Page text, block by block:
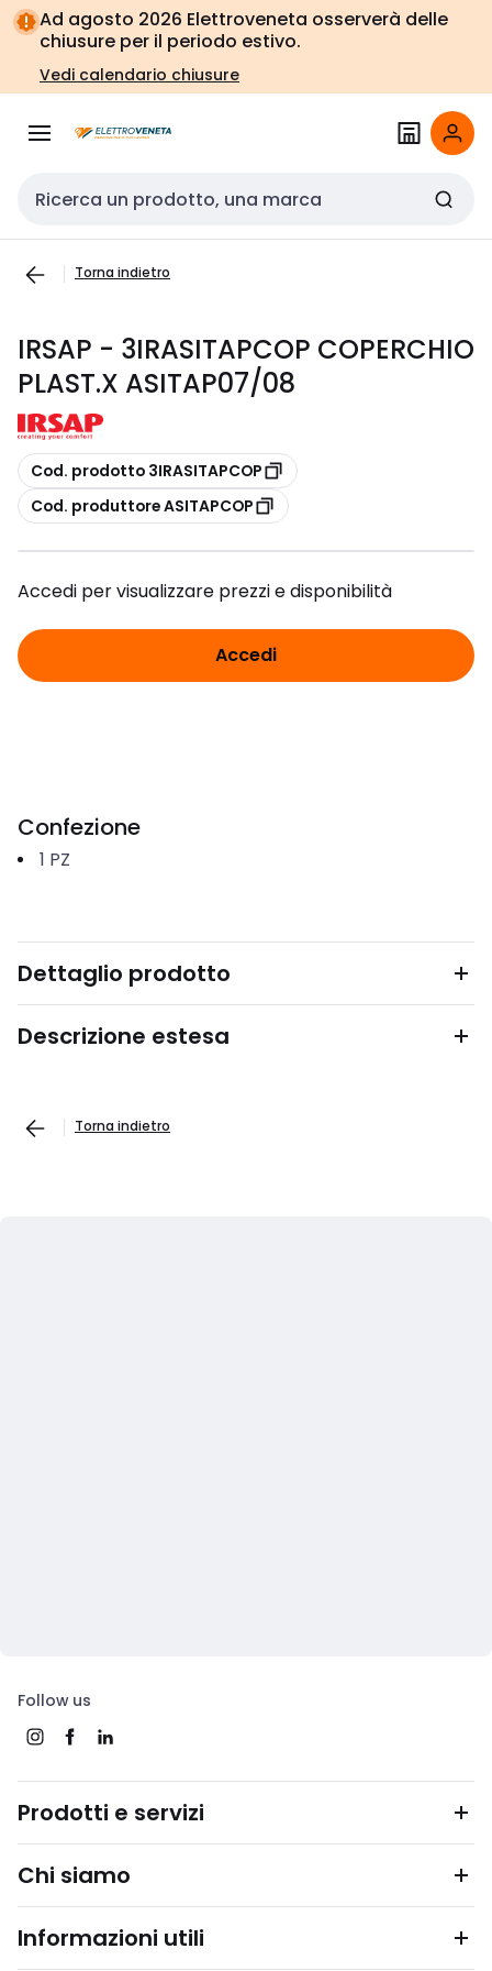
Vai alla
navigazione
Vai
alla
pagina
Ad agosto 2026 Elettroveneta osserverà delle
chiusure per il periodo estivo.
Vedi calendario chiusure
Cerca input
Torna indietro
IRSAP - 3IRASITAPCOP COPERCHIO
PLAST.X ASITAP07/08
copia
Cod. prodotto 3IRASITAPCOP
copia
Cod. produttore ASITAPCOP
Accedi per visualizzare prezzi e disponibilità
Accedi
Confezione
1 PZ
Dettaglio prodotto
Descrizione estesa
Torna indietro
Follow us
Prodotti e servizi
Chi siamo
Informazioni utili